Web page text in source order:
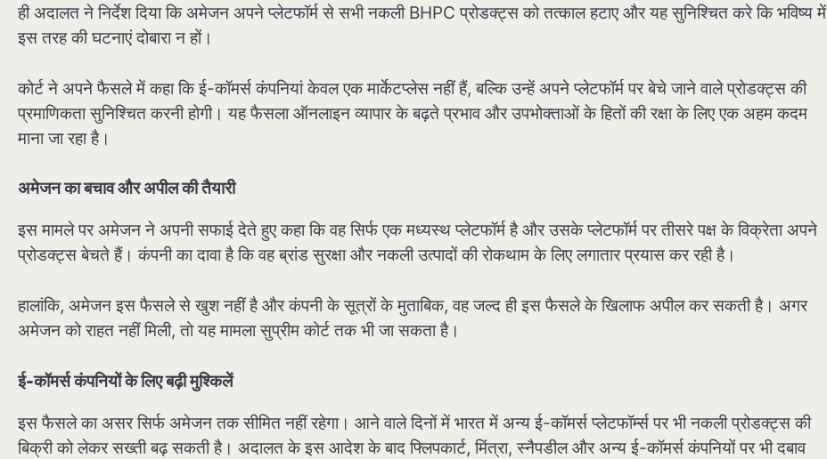
ही अदालत ने निर्देश दिया कि अमेजन अपने प्लेटफॉर्म से सभी नकली BHPC प्रोडक्ट्स को तत्काल हटाए और यह सुनिश्चित करे कि भविष्य में
इस तरह की घटनाएं दोबारा न हों।
कोर्ट ने अपने फैसले में कहा कि ई-कॉमर्स कंपनियां केवल एक मार्केटप्लेस नहीं हैं, बल्कि उन्हें अपने प्लेटफॉर्म पर बेचे जाने वाले प्रोडक्ट्स की
प्रमाणिकता सुनिश्चित करनी होगी। यह फैसला ऑनलाइन व्यापार के बढ़ते प्रभाव और उपभोक्ताओं के हितों की रक्षा के लिए एक अहम कदम
माना जा रहा है।
अमेजन का बचाव और अपील की तैयारी
इस मामले पर अमेजन ने अपनी सफाई देते हुए कहा कि वह सिर्फ एक मध्यस्थ प्लेटफॉर्म है और उसके प्लेटफॉर्म पर तीसरे पक्ष के विक्रेता अपने
प्रोडक्ट्स बेचते हैं। कंपनी का दावा है कि वह ब्रांड सुरक्षा और नकली उत्पादों की रोकथाम के लिए लगातार प्रयास कर रही है।
हालांकि, अमेजन इस फैसले से खुश नहीं है और कंपनी के सूत्रों के मुताबिक, वह जल्द ही इस फैसले के खिलाफ अपील कर सकती है। अगर
अमेजन को राहत नहीं मिली, तो यह मामला सुप्रीम कोर्ट तक भी जा सकता है।
ई-कॉमर्स कंपनियों के लिए बढ़ी मुश्किलें
इस फैसले का असर सिर्फ अमेजन तक सीमित नहीं रहेगा। आने वाले दिनों में भारत में अन्य ई-कॉमर्स प्लेटफॉर्म्स पर भी नकली प्रोडक्ट्स की
बिक्री को लेकर सख्ती बढ़ सकती है। अदालत के इस आदेश के बाद फ्लिपकार्ट, मिंत्रा, स्नैपडील और अन्य ई-कॉमर्स कंपनियों पर भी दबाव